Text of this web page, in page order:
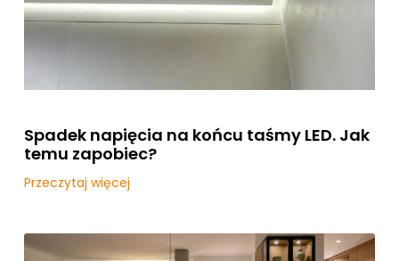
Spadek napięcia na końcu taśmy LED. Jak
temu zapobiec?
Przeczytaj więcej